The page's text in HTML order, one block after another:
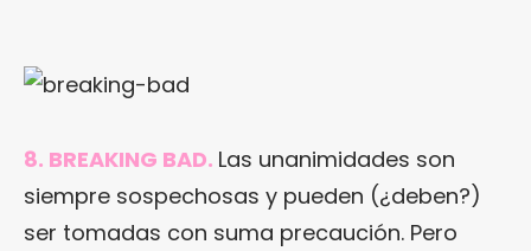
8. BREAKING BAD. Las unanimidades son
siempre sospechosas y pueden (¿deben?)
ser tomadas con suma precaución. Pero